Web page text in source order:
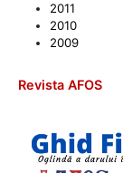
2011
2010
2009
Revista AFOS